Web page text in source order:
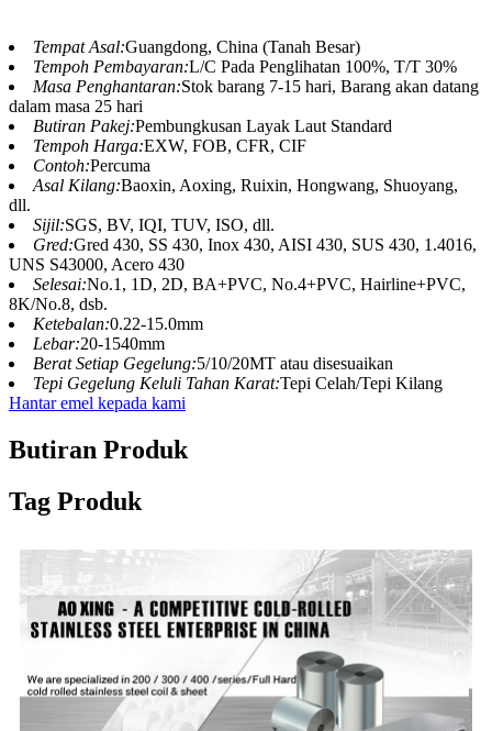
Tempat Asal:Guangdong, China (Tanah Besar)
Tempoh Pembayaran:L/C Pada Penglihatan 100%, T/T 30%
Masa Penghantaran:Stok barang 7-15 hari, Barang akan datang
dalam masa 25 hari
Butiran Pakej:Pembungkusan Layak Laut Standard
Tempoh Harga:EXW, FOB, CFR, CIF
Contoh:Percuma
Asal Kilang:Baoxin, Aoxing, Ruixin, Hongwang, Shuoyang,
dll.
Sijil:SGS, BV, IQI, TUV, ISO, dll.
Gred:Gred 430, SS 430, Inox 430, AISI 430, SUS 430, 1.4016,
UNS S43000, Acero 430
Selesai:No.1, 1D, 2D, BA+PVC, No.4+PVC, Hairline+PVC,
8K/No.8, dsb.
Ketebalan:0.22-15.0mm
Lebar:20-1540mm
Berat Setiap Gegelung:5/10/20MT atau disesuaikan
Tepi Gegelung Keluli Tahan Karat:Tepi Celah/Tepi Kilang
Hantar emel kepada kami
Butiran Produk
Tag Produk